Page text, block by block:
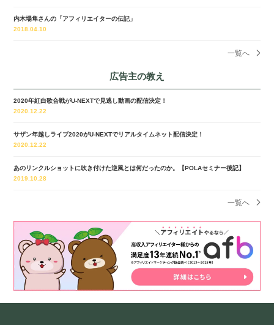
内木場隼さんの「アフィリエイターの伝記」
2018.04.10
一覧へ
広告主の教え
2020年紅白歌合戦がU-NEXTで見逃し動画の配信決定！
2020.12.22
サザン年越しライブ2020がU-NEXTでリアルタイムネット配信決定！
2020.12.22
あのリンクルショットに吹き付けた逆風とは何だったのか。【POLAセミナー後記】
2019.10.28
一覧へ